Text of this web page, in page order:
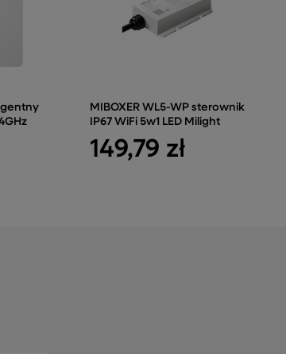
MIBOXER WL5-WP sterownik
IP67 WiFi 5w1 LED Milight
149,79 zł